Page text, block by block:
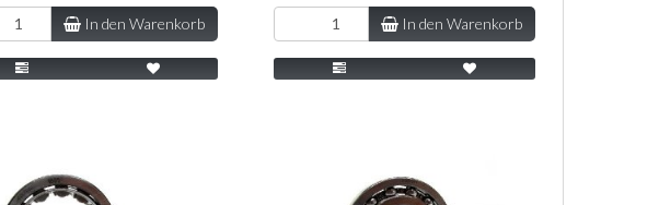
In den Warenkorb In den Warenkorb